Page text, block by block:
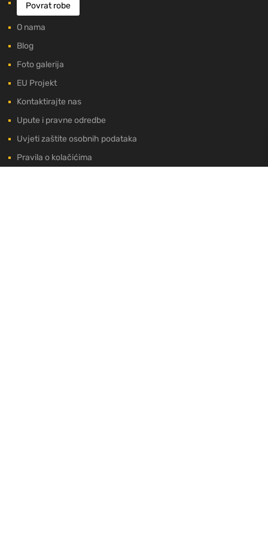
Povrat robe
O nama
Blog
Foto galerija
EU Projekt
Kontaktirajte nas
Upute i pravne odredbe
Uvjeti zaštite osobnih podataka
Pravila o kolačićima